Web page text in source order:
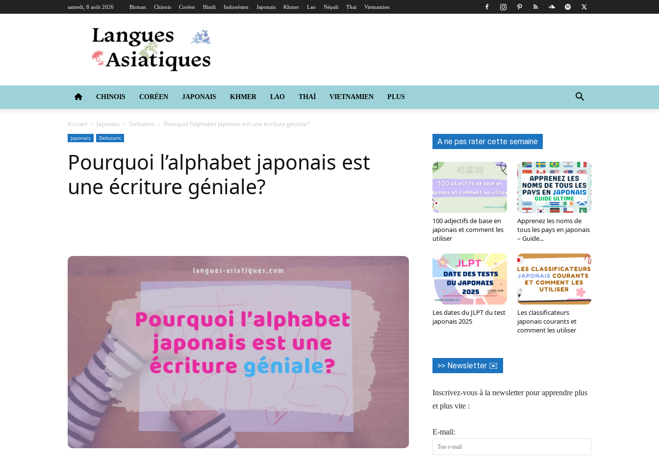
samedi, 8 août 2026 Birman Chinois Coréen Hindi Indonésien Japonais Khmer Lao Népali Thaï Vietnamien
Langues
Asiatiques
CHINOIS CORÉEN JAPONAIS KHMER LAO THAÏ VIETNAMIEN PLUS
Accueil Japonais Debutant Pourquoi l’alphabet japonais est une écriture géniale?
Japonais Debutant
Pourquoi l’alphabet japonais est
une écriture géniale?
Tumblr WhatsApp Viber
A ne pas rater cette semaine
100 adjectifs de base en
japonais et comment les
utiliser
Apprenez les noms de
tous les pays en japonais
– Guide...
Les dates du JLPT du test
japonais 2025
Les classificateurs
japonais courants et
comment les utiliser
>> Newsletter ✉️
Inscrivez-vous à la newsletter pour apprendre plus
et plus vite :
E-mail: